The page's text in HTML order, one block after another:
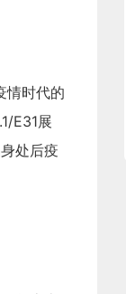
情时代的
E31展
处后疫